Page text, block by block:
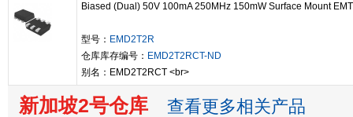
Biased (Dual) 50V 100mA 250MHz 150mW Surface Mount
型号： EMD2T2R
仓库库存编号： EMD2T2RCT-ND
别名：EMD2T2RCT <br>
新加坡2号仓库 查看更多相关产品